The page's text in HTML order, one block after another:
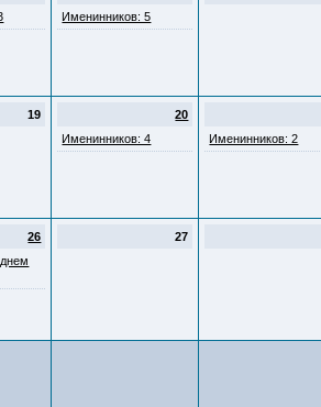
Именинников: 5
19
20
Именинников: 4
Именинников: 2
26
27